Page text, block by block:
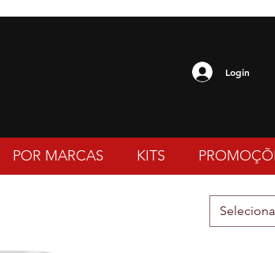
Login
POR MARCAS KITS